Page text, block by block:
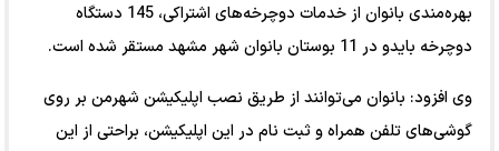
بهره‌مندی بانوان از خدمات دوچرخه‌های اشتراکی، 145 دستگاه
دوچرخه بایدو در 11 بوستان بانوان شهر مشهد مستقر شده است.
وی افزود: بانوان می‌توانند از طریق نصب اپلیکیشن شهرمن بر روی
گوشی‌های تلفن همراه و ثبت نام در این اپلیکیشن، براحتی از این